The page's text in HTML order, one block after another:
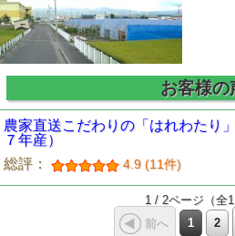
お客様の
農家直送こだわりの「はれわた
７年産）
総評：
4.9 (11件)
1 / 2ページ（全
前へ
1 2